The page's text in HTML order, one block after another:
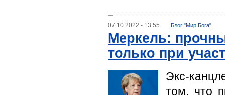
07.10.2022 - 13:55 Блог "Мир Бога"
Меркель:
только при
Экс-
том, что